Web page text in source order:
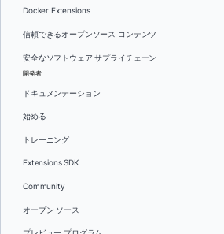
Docker Extensions
信頼できるオープンソース コンテンツ
安全なソフトウェア サプライチェーン
開発者
ドキュメンテーション
始める
トレーニング
Extensions SDK
Community
オープン ソース